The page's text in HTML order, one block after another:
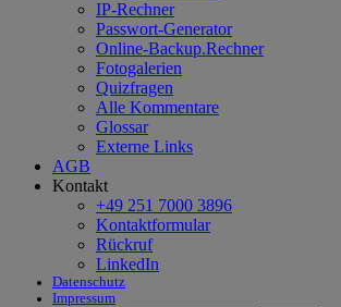
IP-Rechner
Passwort-Generator
Online-Backup.Rechner
Fotogalerien
Quizfragen
Alle Kommentare
Glossar
Externe Links
AGB
Kontakt
+49 251 7000 3896
Kontaktformular
Rückruf
LinkedIn
Datenschutz
Impressum